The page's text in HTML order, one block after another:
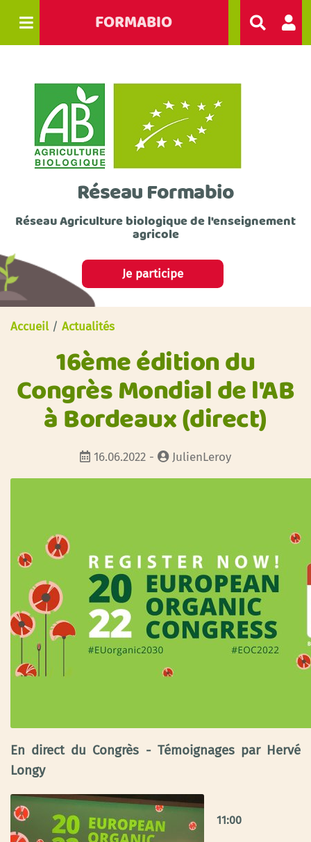
FORMABIO
Réseau Formabio
Réseau Agriculture biologique de l'enseignement
agricole
Je participe
Accueil/ Actualités
16ème édition du
Congrès Mondial de l'AB
à Bordeaux (direct)
16.06.2022 - JulienLeroy
En direct du Congrès - Témoignages par Hervé
Longy
11:00